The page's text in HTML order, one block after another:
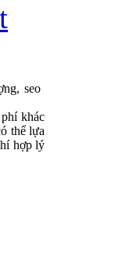
khác
thể lựa
hợp lý